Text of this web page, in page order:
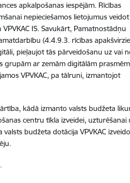
apkalpošanas iespējām. Rīcības
nepieciešamos lietojumus
IS. Savukārt, Pamatnostādņu
(4.4.9.3. rīcības
pieļaujot tās pārveidošanu uz vai
grupām ar zemām digitālām
VPVKAC, pa tālruni, izmantojot
kādā izmanto valsts budžeta
centru tīkla izveidei, uzturēšanai
budžeta dotācija VPVKAC